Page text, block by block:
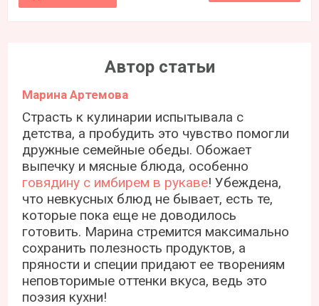
Автор статьи
Марина Артемова
Страсть к кулинарии испытывала с
детства, а пробудить это чувство помогли
дружные семейные обеды. Обожает
выпечку и мясные блюда, особенно
говядину с имбирем в рукаве! Убеждена,
что невкусных блюд не бывает, есть те,
которые пока еще не доводилось
готовить. Марина стремится максимально
сохранить полезность продуктов, а
пряности и специи придают ее творениям
неповторимые оттенки вкуса, ведь это
поэзия кухни!